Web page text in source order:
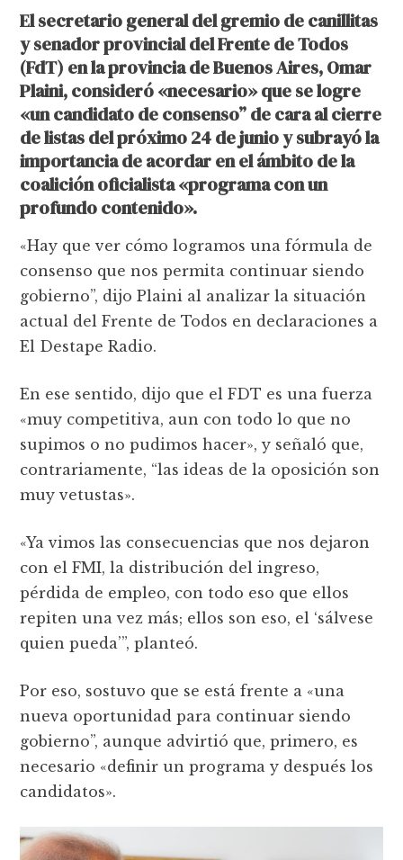
El secretario general del gremio de canillitas
y senador provincial del Frente de Todos
(FdT) en la provincia de Buenos Aires, Omar
Plaini, consideró «necesario» que se logre
«un candidato de consenso” de cara al cierre
de listas del próximo 24 de junio y subrayó la
importancia de acordar en el ámbito de la
coalición oficialista «programa con un
profundo contenido».
«Hay que ver cómo logramos una fórmula de
consenso que nos permita continuar siendo
gobierno”, dijo Plaini al analizar la situación
actual del Frente de Todos en declaraciones a
El Destape Radio.
En ese sentido, dijo que el FDT es una fuerza
«muy competitiva, aun con todo lo que no
supimos o no pudimos hacer», y señaló que,
contrariamente, “las ideas de la oposición son
muy vetustas».
«Ya vimos las consecuencias que nos dejaron
con el FMI, la distribución del ingreso,
pérdida de empleo, con todo eso que ellos
repiten una vez más; ellos son eso, el ‘sálvese
quien pueda’”, planteó.
Por eso, sostuvo que se está frente a «una
nueva oportunidad para continuar siendo
gobierno”, aunque advirtió que, primero, es
necesario «definir un programa y después los
candidatos».